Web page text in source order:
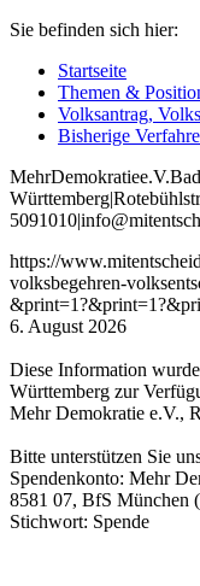
Sie befinden sich hier:
Startseite
Themen &
Volksantrag,
Bisherige
MehrDemokratiee.V.
Württemberg|Rotebühlstr
5091010|info
https://
volksbegehren-
6. August 2026
Diese Information
Württemberg zur
Mehr Demokratie e.V.,
Bitte unterstützen Sie
Spendenkonto: Mehr
8581 07, BfS
Stichwort: Spende